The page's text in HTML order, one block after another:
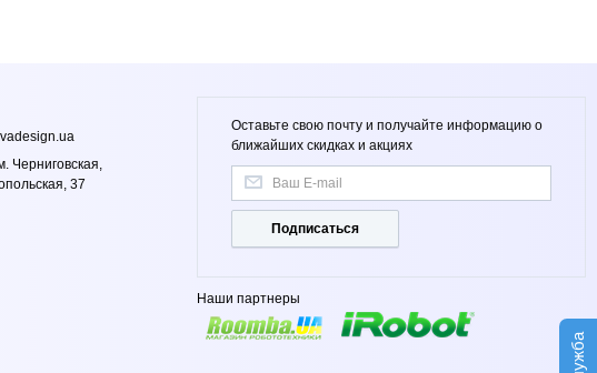
Черниговская,
37
Оставьте свою почту и получайте информацию о
ближайших скидках и акциях
Подписаться
Наши партнеры